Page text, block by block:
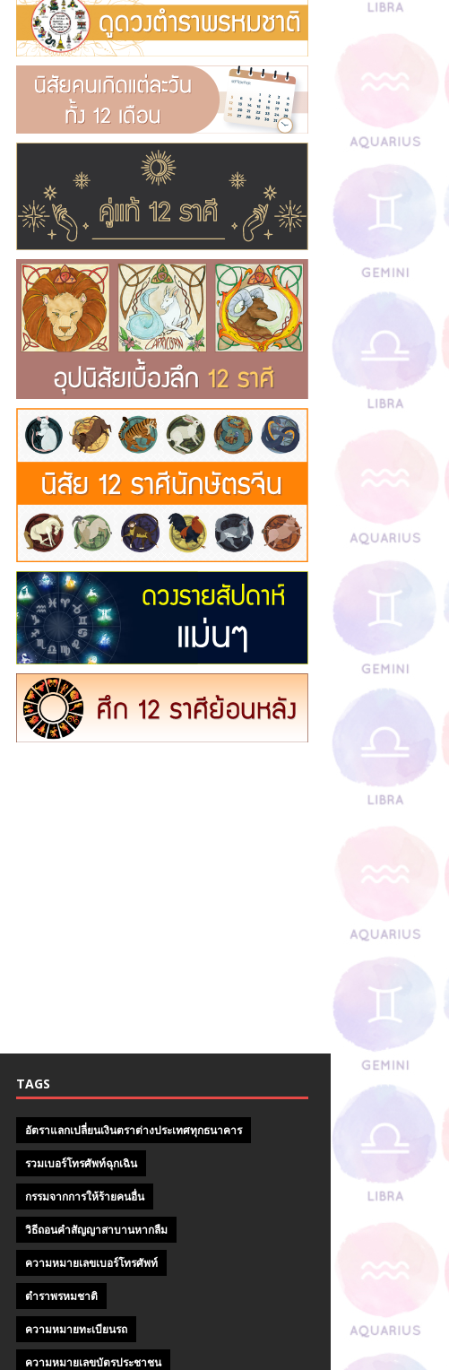
TAGS
อัตราแลกเปลี่ยนเงินตราต่างประเทศทุกธนาคาร
รวมเบอร์โทรศัพท์ฉุกเฉิน
กรรมจากการให้ร้ายคนอื่น
วิธีถอนคําสัญญาสาบานหากลืม
ความหมายเลขเบอร์โทรศัพท์
ตำราพรหมชาติ
ความหมายทะเบียนรถ
ความหมายเลขบัตรประชาชน